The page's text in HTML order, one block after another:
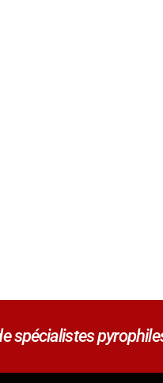
spécialistes